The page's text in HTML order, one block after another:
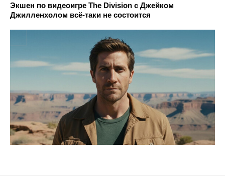
Экшен по видеоигре The Division с Джейком
Джилленхолом всё-таки не состоится